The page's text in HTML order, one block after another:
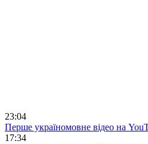
23:04
Перше україномовне відео на
17:34